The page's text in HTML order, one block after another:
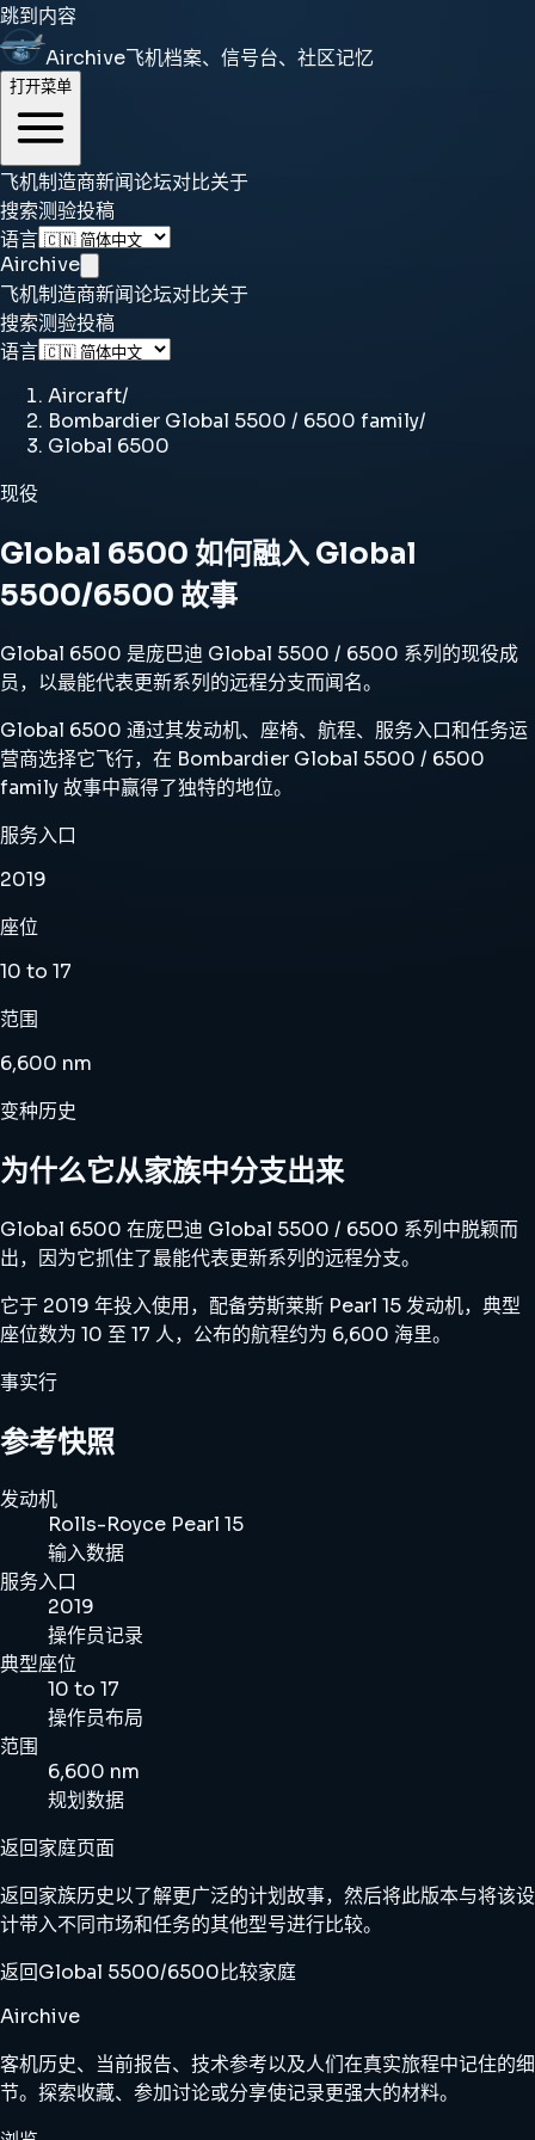
跳到内容
Airchive飞机档案、信号台、社区记忆
打开菜单
飞机制造商新闻论坛对比关于
搜索测验投稿
语言
Airchive
飞机制造商新闻论坛对比关于
搜索测验投稿
语言
Aircraft/
Bombardier Global 5500 / 6500 family/
Global 6500
现役
Global 6500 如何融入 Global
5500/6500 故事
Global 6500 是庞巴迪 Global 5500 / 6500 系列的现役成
员，以最能代表更新系列的远程分支而闻名。
Global 6500 通过其发动机、座椅、航程、服务入口和任务运
营商选择它飞行，在 Bombardier Global 5500 / 6500
family 故事中赢得了独特的地位。
服务入口
2019
座位
10 to 17
范围
6,600 nm
变种历史
为什么它从家族中分支出来
Global 6500 在庞巴迪 Global 5500 / 6500 系列中脱颖而
出，因为它抓住了最能代表更新系列的远程分支。
它于 2019 年投入使用，配备劳斯莱斯 Pearl 15 发动机，典型
座位数为 10 至 17 人，公布的航程约为 6,600 海里。
事实行
参考快照
发动机
Rolls-Royce Pearl 15
输入数据
服务入口
2019
操作员记录
典型座位
10 to 17
操作员布局
范围
6,600 nm
规划数据
返回家庭页面
返回家族历史以了解更广泛的计划故事，然后将此版本与将该设
计带入不同市场和任务的其他型号进行比较。
返回Global 5500/6500比较家庭
Airchive
客机历史、当前报告、技术参考以及人们在真实旅程中记住的细
节。探索收藏、参加讨论或分享使记录更强大的材料。